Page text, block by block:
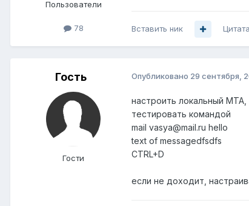
Пользователи
78 Вставить ник Цитата
Гость
Гости
Опубликовано 29 сентября,
настроить локальный
тестировать командой
mail vasya@mail.ru hello
text of messagedfsdfs
CTRL+D
если не доходит,